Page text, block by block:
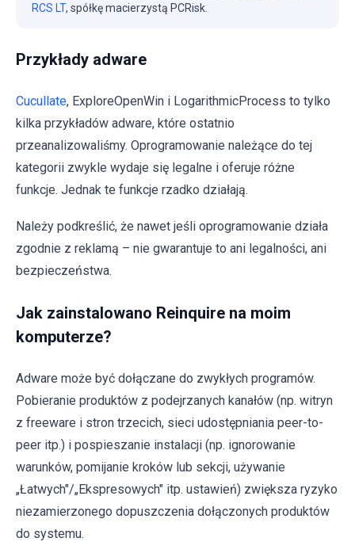
RCS LT, spółkę macierzystą PCRisk.
Przykłady adware
Cucullate, ExploreOpenWin i LogarithmicProcess to tylko
kilka przykładów adware, które ostatnio
przeanalizowaliśmy. Oprogramowanie należące do tej
kategorii zwykle wydaje się legalne i oferuje różne
funkcje. Jednak te funkcje rzadko działają.
Należy podkreślić, że nawet jeśli oprogramowanie działa
zgodnie z reklamą – nie gwarantuje to ani legalności, ani
bezpieczeństwa.
Jak zainstalowano Reinquire na moim
komputerze?
Adware może być dołączane do zwykłych programów.
Pobieranie produktów z podejrzanych kanałów (np. witryn
z freeware i stron trzecich, sieci udostępniania peer-to-
peer itp.) i pospieszanie instalacji (np. ignorowanie
warunków, pomijanie kroków lub sekcji, używanie
„Łatwych"/„Ekspresowych" itp. ustawień) zwiększa ryzyko
niezamierzonego dopuszczenia dołączonych produktów
do systemu.